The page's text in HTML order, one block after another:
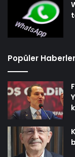
Popüler Haberler